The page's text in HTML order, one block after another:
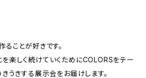
ることが好きです。
を楽しく続けていくためにCOLORSをテー
うきする展示会をお届けします。